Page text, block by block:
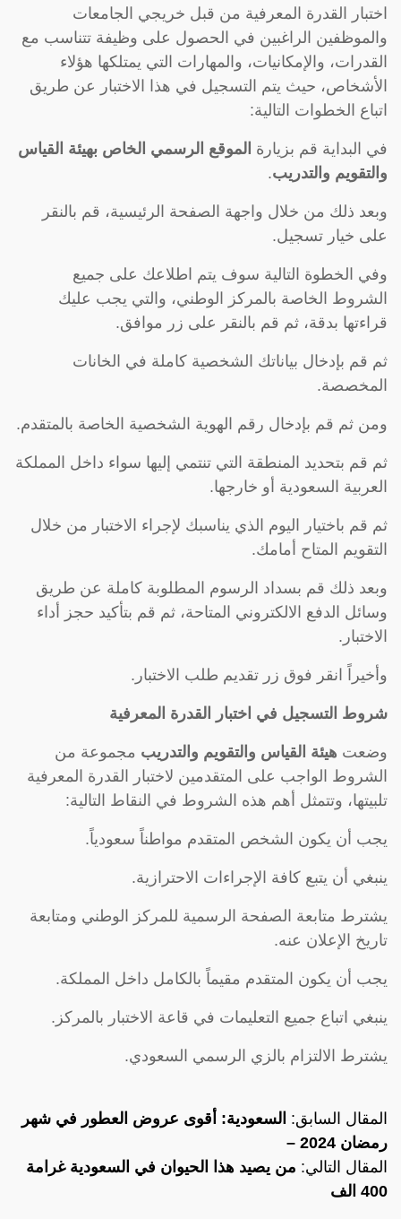
اختبار القدرة المعرفية من قبل خريجي الجامعات
والموظفين الراغبين في الحصول على وظيفة تتناسب مع
القدرات، والإمكانيات، والمهارات التي يمتلكها هؤلاء
الأشخاص، حيث يتم التسجيل في هذا الاختبار عن طريق
اتباع الخطوات التالية:
في البداية قم بزيارة الموقع الرسمي الخاص بهيئة القياس
والتقويم والتدريب.
وبعد ذلك من خلال واجهة الصفحة الرئيسية، قم بالنقر
على خيار تسجيل.
وفي الخطوة التالية سوف يتم اطلاعك على جميع
الشروط الخاصة بالمركز الوطني، والتي يجب عليك
قراءتها بدقة، ثم قم بالنقر على زر موافق.
ثم قم بإدخال بياناتك الشخصية كاملة في الخانات
المخصصة.
ومن ثم قم بإدخال رقم الهوية الشخصية الخاصة بالمتقدم.
ثم قم بتحديد المنطقة التي تنتمي إليها سواء داخل المملكة
العربية السعودية أو خارجها.
ثم قم باختيار اليوم الذي يناسبك لإجراء الاختبار من خلال
التقويم المتاح أمامك.
وبعد ذلك قم بسداد الرسوم المطلوبة كاملة عن طريق
وسائل الدفع الالكتروني المتاحة، ثم قم بتأكيد حجز أداء
الاختبار.
وأخيراً انقر فوق زر تقديم طلب الاختبار.
شروط التسجيل في اختبار القدرة المعرفية
وضعت هيئة القياس والتقويم والتدريب مجموعة من
الشروط الواجب على المتقدمين لاختبار القدرة المعرفية
تلبيتها، وتتمثل أهم هذه الشروط في النقاط التالية:
يجب أن يكون الشخص المتقدم مواطناً سعودياً.
ينبغي أن يتبع كافة الإجراءات الاحترازية.
يشترط متابعة الصفحة الرسمية للمركز الوطني ومتابعة
تاريخ الإعلان عنه.
يجب أن يكون المتقدم مقيماً بالكامل داخل المملكة.
ينبغي اتباع جميع التعليمات في قاعة الاختبار بالمركز.
يشترط الالتزام بالزي الرسمي السعودي.
المقال السابق: السعودية: أقوى عروض العطور في شهر
رمضان 2024 –
المقال التالي: من يصيد هذا الحيوان في السعودية غرامة
400 الف